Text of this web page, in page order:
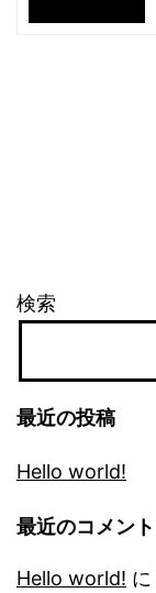
検索
最近の投稿
Hello world!
最近のコメント
Hello world! に